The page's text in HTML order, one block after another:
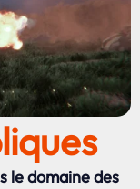
le domaine des